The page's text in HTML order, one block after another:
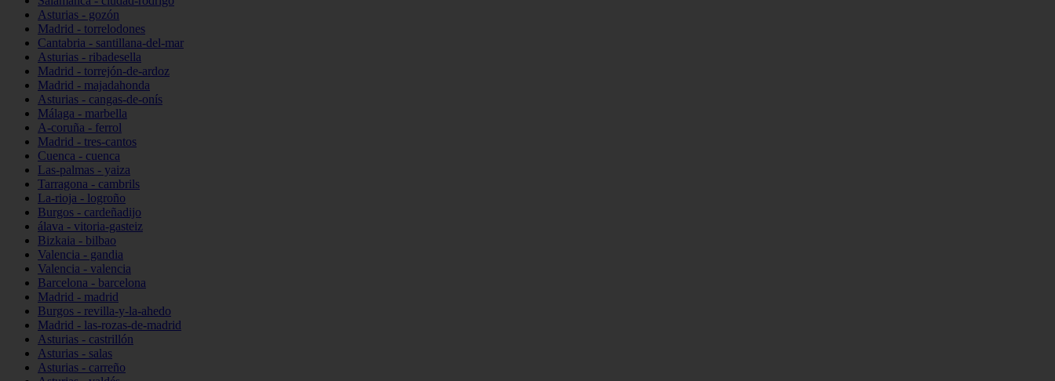
Asturias - gozón
Madrid - torrelodones
Cantabria - santillana-del-mar
Asturias - ribadesella
Madrid - torrejón-de-ardoz
Madrid - majadahonda
Asturias - cangas-de-onís
Málaga - marbella
A-coruña - ferrol
Madrid - tres-cantos
Cuenca - cuenca
Las-palmas - yaiza
Tarragona - cambrils
La-rioja - logroño
Burgos - cardeñadijo
álava - vitoria-gasteiz
Bizkaia - bilbao
Valencia - gandia
Valencia - valencia
Barcelona - barcelona
Madrid - madrid
Burgos - revilla-y-la-ahedo
Madrid - las-rozas-de-madrid
Asturias - castrillón
Asturias - salas
Asturias - carreño